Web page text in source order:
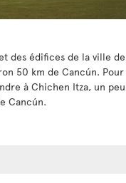
des édifices de la ville de
50 km de Cancún. Pour
à Chichen Itza, un peu
Cancún.